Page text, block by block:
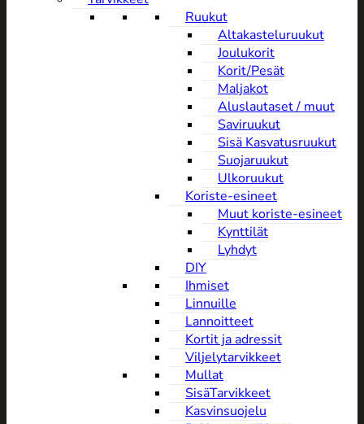
Ruukut
Altakasteluruukut
Joulukorit
Korit/Pesät
Maljakot
Aluslautaset / muut
Saviruukut
Sisä Kasvatusruukut
Suojaruukut
Ulkoruukut
Koriste-esineet
Muut koriste-esineet
Kynttilät
Lyhdyt
DIY
Ihmiset
Linnuille
Lannoitteet
Kortit ja adressit
Viljelytarvikkeet
Mullat
SisäTarvikkeet
Kasvinsuojelu